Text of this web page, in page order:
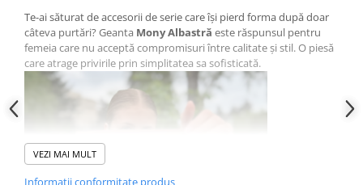
Te-ai săturat de accesorii de serie care își pierd forma după doar
câteva purtări? Geanta Mony Albastră este răspunsul pentru
femeia care nu acceptă compromisuri între calitate și stil. O piesă
care atrage privirile prin simplitatea sa sofisticată.
VEZI MAI MULT
Informatii conformitate produs